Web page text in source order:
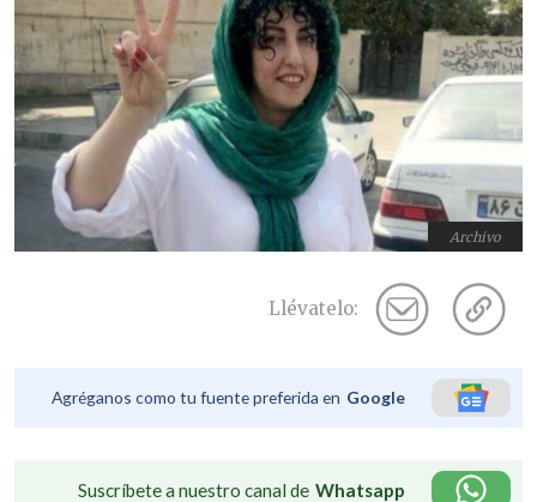
Archivo
Llévatelo:
Agréganos como tu fuente preferida en Google
Suscríbete a nuestro canal de Whatsapp